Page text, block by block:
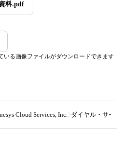
料.pdf
いる画像ファイルがダウンロードできます
Cloud Services, Inc. ダイヤル・サービ